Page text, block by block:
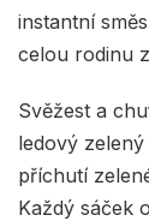
instantní
celou rodinu
Svěžest a
ledový
příchutí
Každý sáček